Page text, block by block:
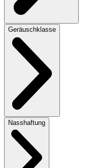
Geräuschklasse
Nasshaftung